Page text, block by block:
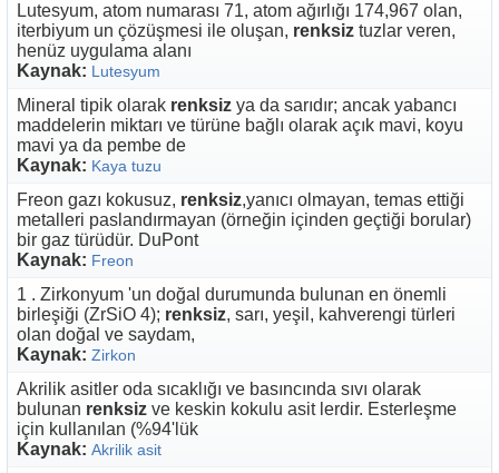
Lutesyum, atom numarası 71, atom ağırlığı 174,967 olan,
iterbiyum un çözüşmesi ile oluşan, renksiz tuzlar veren,
henüz uygulama alanı
Kaynak: Lutesyum
Mineral tipik olarak renksiz ya da sarıdır; ancak yabancı
maddelerin miktarı ve türüne bağlı olarak açık mavi, koyu
mavi ya da pembe de
Kaynak: Kaya tuzu
Freon gazı kokusuz, renksiz,yanıcı olmayan, temas ettiği
metalleri paslandırmayan (örneğin içinden geçtiği borular)
bir gaz türüdür. DuPont
Kaynak: Freon
1 . Zirkonyum 'un doğal durumunda bulunan en önemli
birleşiği (ZrSiO 4); renksiz, sarı, yeşil, kahverengi türleri
olan doğal ve saydam,
Kaynak: Zirkon
Akrilik asitler oda sıcaklığı ve basıncında sıvı olarak
bulunan renksiz ve keskin kokulu asit lerdir. Esterleşme
için kullanılan (%94'lük
Kaynak: Akrilik asit